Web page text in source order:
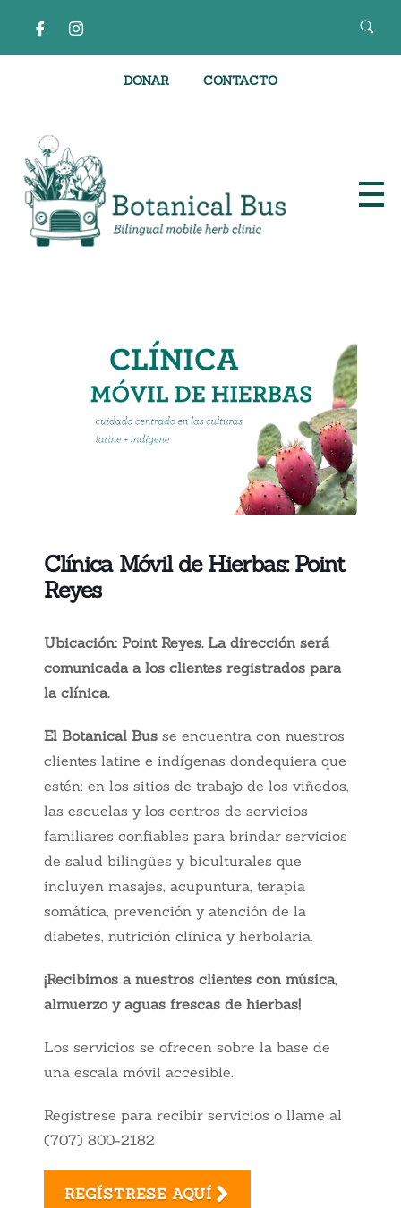
DONAR CONTACTO
Clínica Móvil de Hierbas: Point
Reyes
Ubicación: Point Reyes.La dirección será
comunicada a los clientes registrados para
la clínica.
El Botanical Bus se encuentra con nuestros
clientes latine e indígenas dondequiera que
estén: en los sitios de trabajo de los viñedos,
las escuelas y los centros de servicios
familiares confiables para brindar servicios
de salud bilingües y biculturales que
incluyen masajes, acupuntura, terapia
somática, prevención y atención de la
diabetes, nutrición clínica y herbolaria.
¡Recibimos a nuestros clientes con música,
almuerzo y aguas frescas de hierbas!
Los servicios se ofrecen sobre la base de
una escala móvil accesible.
Registrese para recibir servicios o llame al
(707) 800-2182
REGÍSTRESE AQUÍ